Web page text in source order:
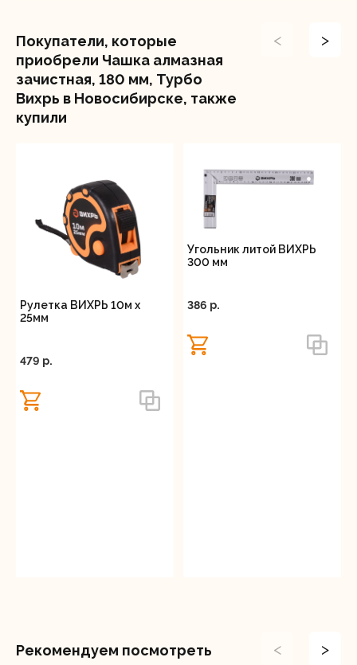
Покупатели, которые
приобрели Чашка алмазная
зачистная, 180 мм, Турбо
Вихрь в Новосибирске, также
купили
< >
Рулетка ВИХРЬ 10м х
25мм
479 p.
Угольник литой ВИХРЬ
300 мм
386 p.
Рекомендуем посмотреть < >